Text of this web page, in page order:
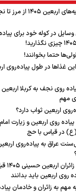
نگاه تمدنی رهبر
فضای مجازی
رابطه کارگر و کارفرما
به زوجیت
تا شهرهای زیارتی عراق
میزان مالیات بر ارزش
چقدر است؟
سقف معافیت مالیاتی
دولت و
است؟
همه کرایه‌های اربعین ۱۴۰۵
در کوله خود برای
حتما بخوانند!
غذاها در طول پیاده‌روی
مهم
اربعین ثواب دارد؟
روی اربعین و زیارت
در قیاس با حج
عراق به پیاده‌روی
آنچه که
روی اربعین باید بدانند
مهم به زائران و خادمان